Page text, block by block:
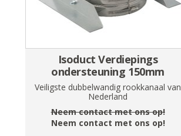
Isoduct Verdiepings
ondersteuning 150mm
Veiligste dubbelwandig rookkanaal van
Nederland
Neem contact met ons op!
Neem contact met ons op!